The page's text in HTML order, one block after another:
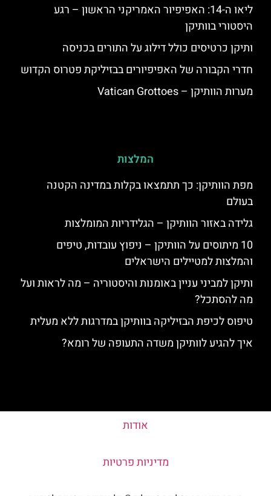
ליאו ה-14: האפיפיור האמריקני הראשון – רגע
היסטורי בוותיקן
ותיקן כרטיסים כולל דילוג על התורים בכניסה
חדרי הקבורה של האפיפיורים בבזיליקת פטרוס הקדוש
מערות הוותיקן – Vatican Grottoes
המלצות
מפת הוותיקן: כך תתמצאו בקלות במדינה הקטנה
בעולם
גלידה באזור הוותיקן – הגלידריות המומלצות
10 מיתוסים על הוותיקן – ניפוץ עובדות, טיפים
והמלצות למטיילים הישראלים
ותיקן למביני עניין באומנות והיסטוריה – מה לראות ועל
מה להסתכל?
טיפוס לכיפת הבזיליקה בוותיקן במדרגות ללא מעלית
איך להגיע לוותיקן משדה התעופה של רומא?
אודות
מדיניות פרטיות